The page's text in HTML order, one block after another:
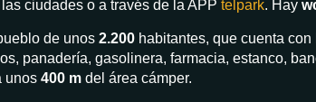
ciudades o a través de la APP telpark. Hay
de unos 2.200 habitantes, que cuenta
panadería, gasolinera, farmacia, estanco,
unos 400 m del área cámper.